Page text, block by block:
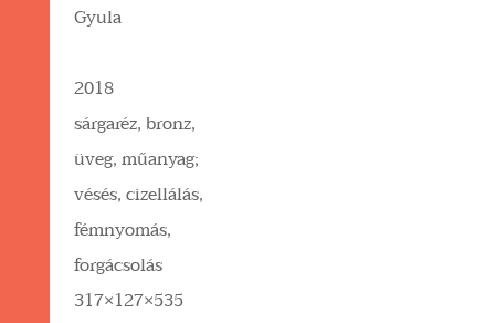
Gyula
2018
sárgaréz, bronz,
üveg, műanyag;
vésés, cizellálás,
fémnyomás,
forgácsolás
317×127×535